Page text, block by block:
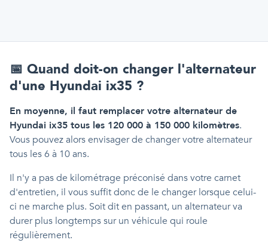
📅 Quand doit-on changer l'alternateur
d'une Hyundai ix35 ?
En moyenne, il faut remplacer votre alternateur de
Hyundai ix35 tous les 120 000 à 150 000 kilomètres.
Vous pouvez alors envisager de changer votre alternateur
tous les 6 à 10 ans.
Il n'y a pas de kilométrage préconisé dans votre carnet
d'entretien, il vous suffit donc de le changer lorsque celui-
ci ne marche plus. Soit dit en passant, un alternateur va
durer plus longtemps sur un véhicule qui roule
régulièrement.